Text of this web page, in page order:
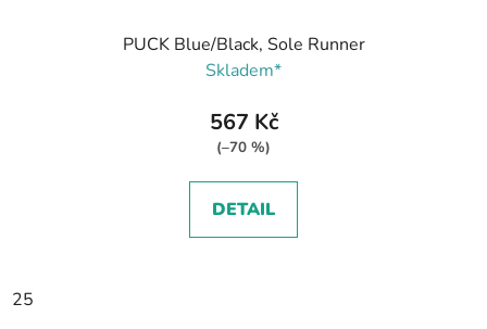
PUCK Blue/Black, Sole Runner
Skladem*
567 Kč
(–70 %)
DETAIL
25